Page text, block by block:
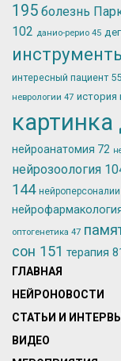
195 болезнь
102 данио-рерио 45
интересный пациент 55
неврологии 47 история
картинка
нейроанатомия 72
нейрозоология
144 нейроперсоналии
оптогенетика 47
сон 151 терапия
ГЛАВНАЯ
НЕЙРОНОВОСТИ
СТАТЬИ И
ВИДЕО